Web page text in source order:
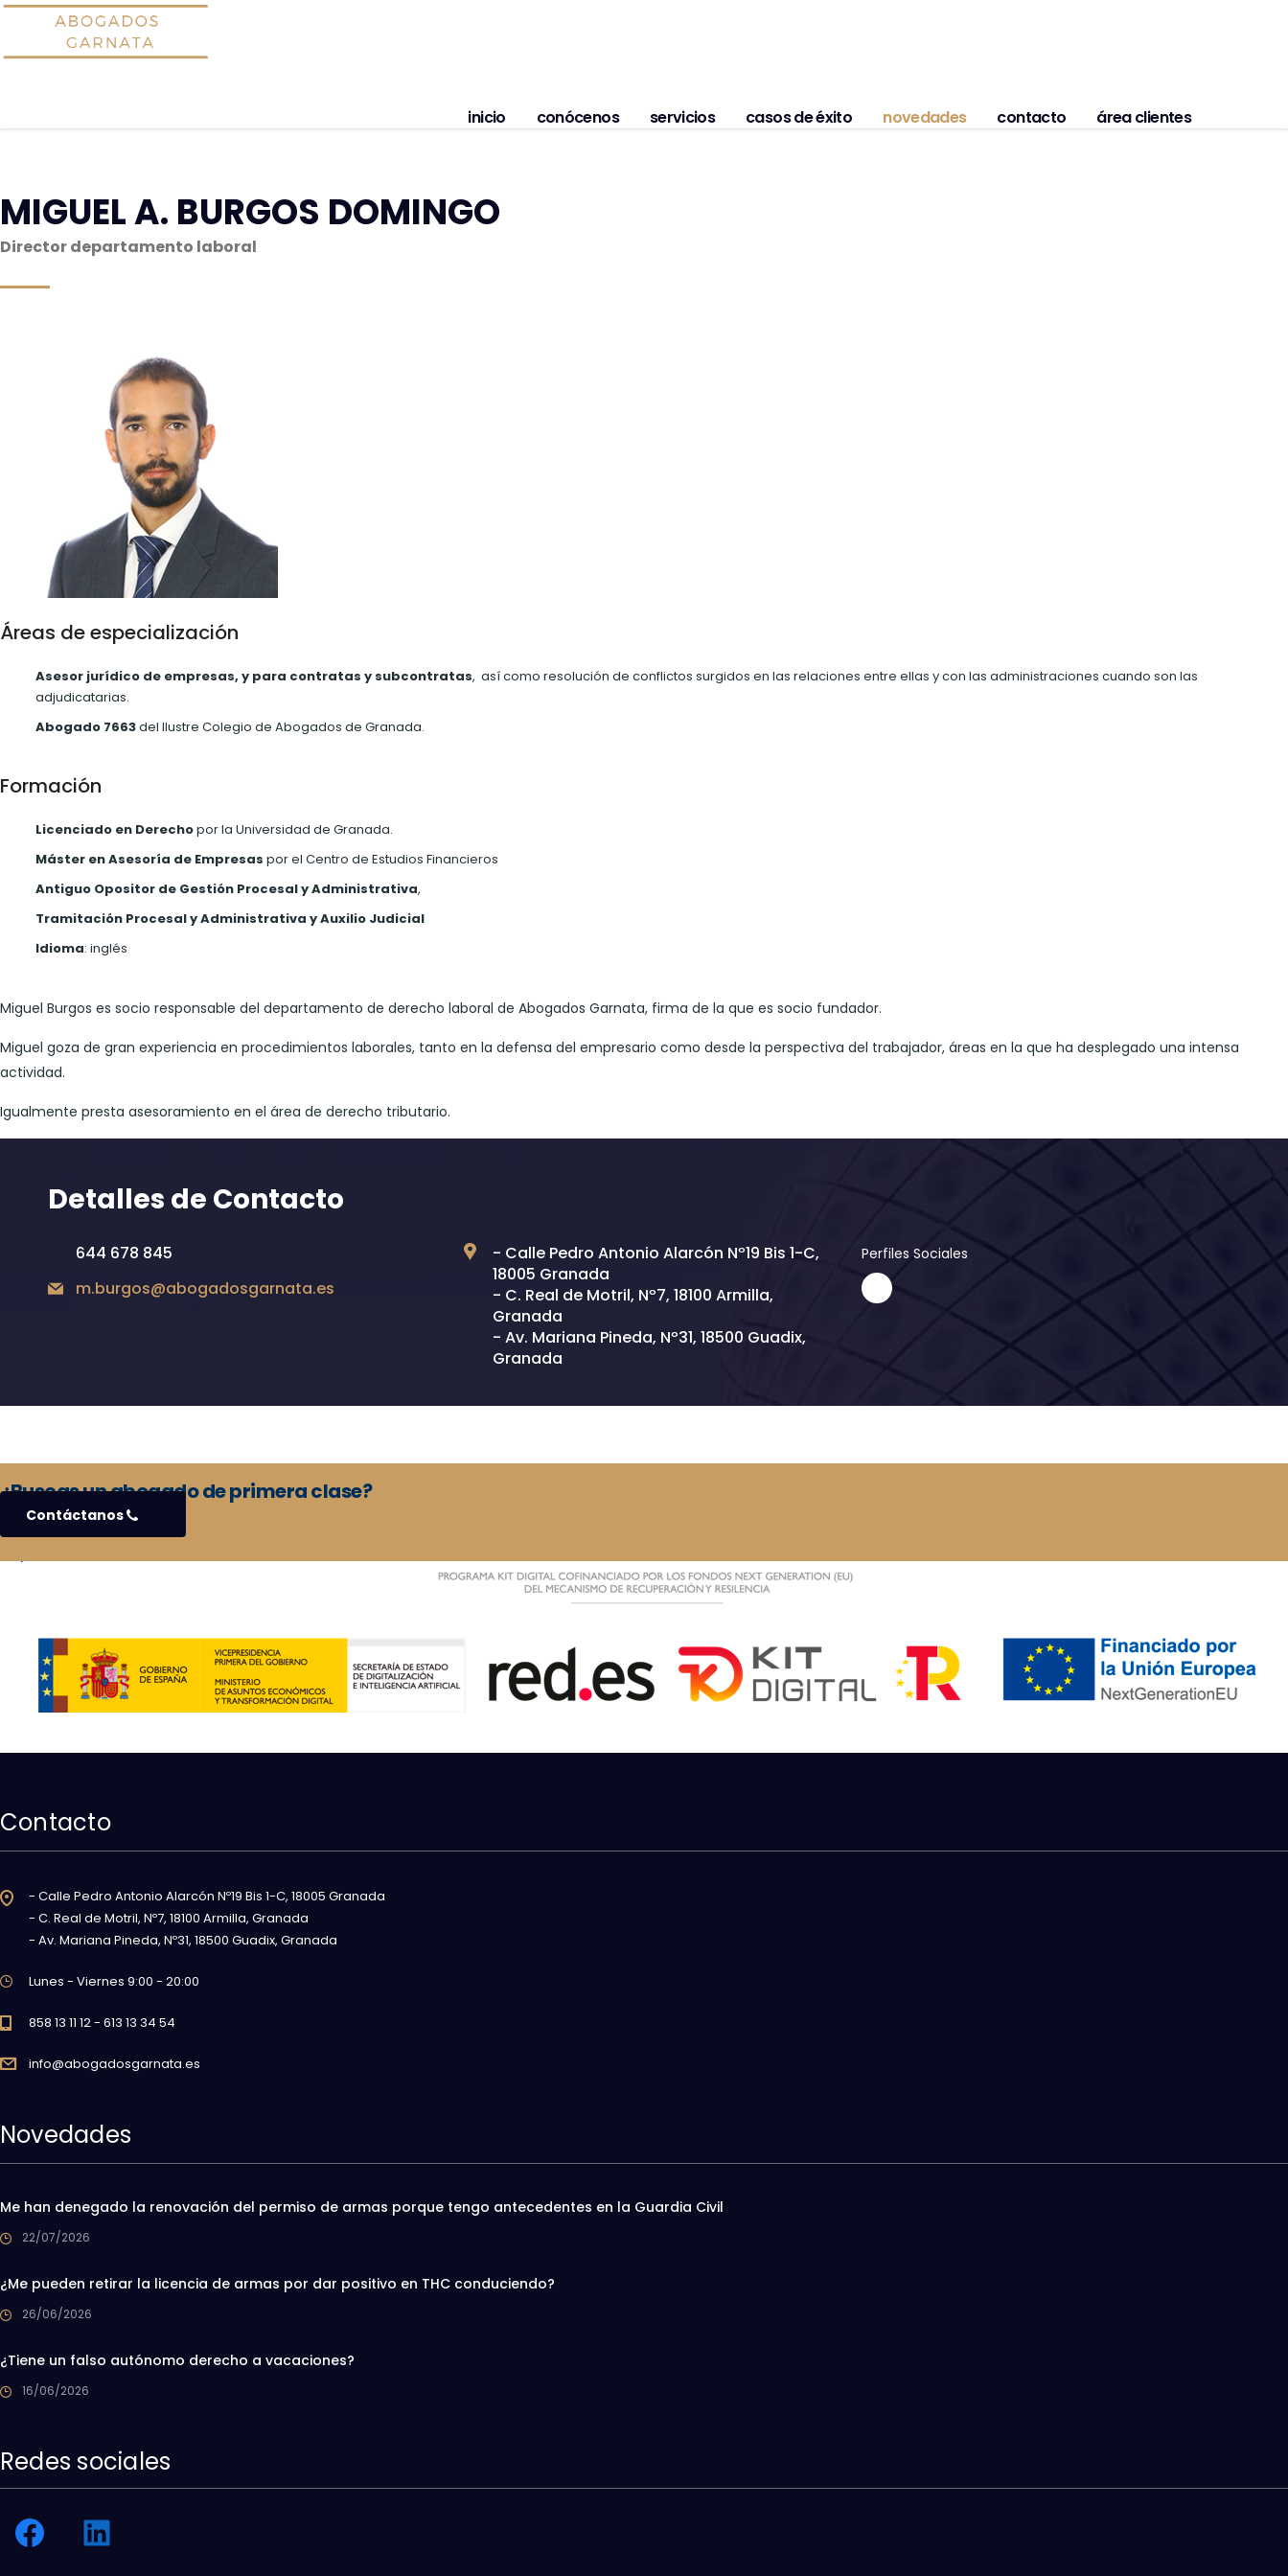
inicio conócenos servicios casos de éxito novedades contacto área clientes
MIGUEL A. BURGOS DOMINGO
Director departamento laboral
Áreas de especialización
Asesor jurídico de empresas, y para contratas y subcontratas, así como resolución de conflictos surgidos en las relaciones entre ellas y con las administraciones cuando son las
adjudicatarias.
Abogado 7663del Ilustre Colegio de Abogados de Granada.
Formación
Licenciado en Derechopor la Universidad de Granada.
Máster en Asesoría de Empresas por el Centro de Estudios Financieros
Antiguo Opositor de Gestión Procesal y Administrativa,
Tramitación Procesal y Administrativa y Auxilio Judicial
Idioma: inglés
Miguel Burgos es socio responsable del departamento de derecho laboral de Abogados Garnata, firma de la que es socio fundador.
Miguel goza de gran experiencia en procedimientos laborales, tanto en la defensa del empresario como desde la perspectiva del trabajador, áreas en la que ha desplegado una intensa
actividad.
Igualmente presta asesoramiento en el área de derecho tributario.
Detalles de Contacto
644 678 845
m.burgos@abogadosgarnata.es
- Calle Pedro Antonio Alarcón Nº19 Bis 1-C,
18005 Granada
- C. Real de Motril, Nº7, 18100 Armilla,
Granada
- Av. Mariana Pineda, Nº31, 18500 Guadix,
Granada
Perfiles Sociales
¿Buscas un abogado de primera clase?
Contáctanos
Contacto
- Calle Pedro Antonio Alarcón Nº19 Bis 1-C, 18005 Granada
- C. Real de Motril, Nº7, 18100 Armilla, Granada
- Av. Mariana Pineda, Nº31, 18500 Guadix, Granada
Lunes - Viernes 9:00 - 20:00
858 13 11 12 - 613 13 34 54
info@abogadosgarnata.es
Novedades
Me han denegado la renovación del permiso de armas porque tengo antecedentes en la Guardia Civil
22/07/2026
¿Me pueden retirar la licencia de armas por dar positivo en THC conduciendo?
26/06/2026
¿Tiene un falso autónomo derecho a vacaciones?
16/06/2026
Redes sociales